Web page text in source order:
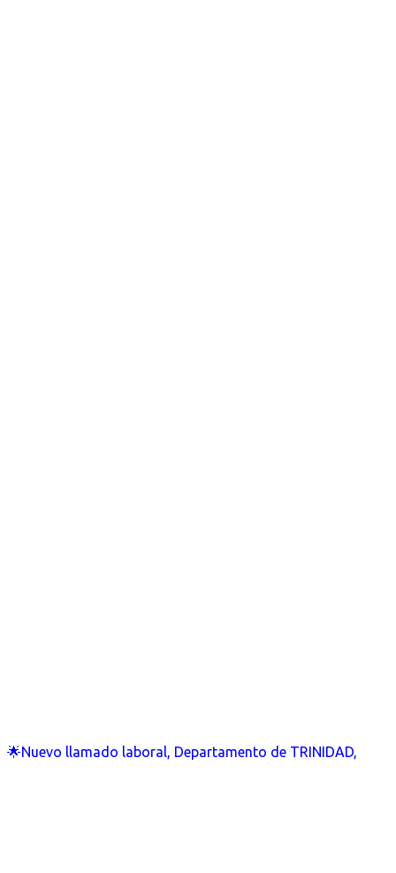
🌟Nuevo llamado laboral, Departamento de TRINIDAD,